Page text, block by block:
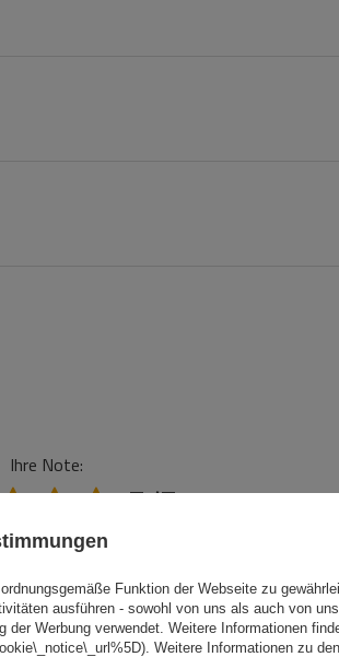
Ihre Note:
5/5
Funktion der Webseite zu
ausführen - sowohl von uns als auch von
der Werbung verwendet. Weitere Informationen
Weitere Informationen zu